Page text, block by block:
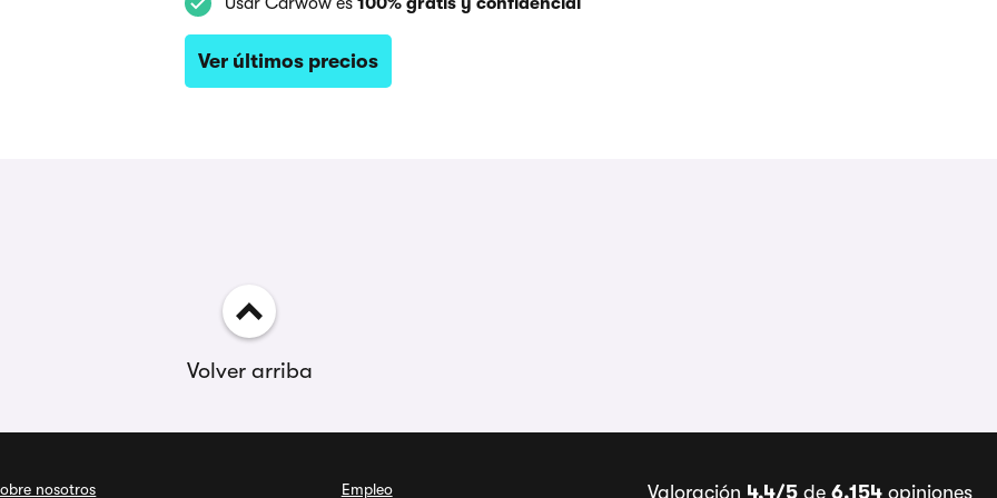
Ver últimos precios
Volver arriba
nosotros Empleo Valoración 4,4/5de 6.154opiniones